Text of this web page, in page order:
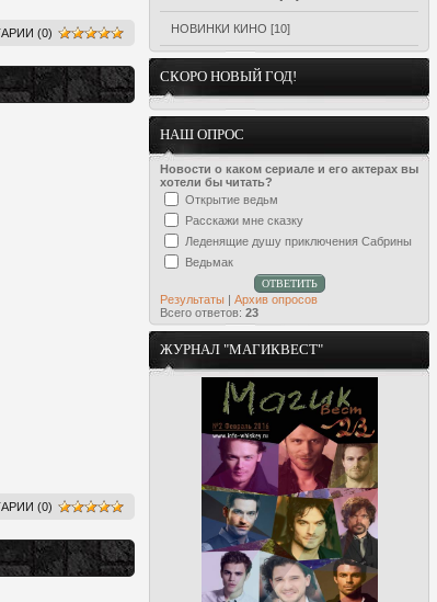
(0)
(0)
НОВИНКИ КИНО [10]
СКОРО НОВЫЙ ГОД!
НАШ ОПРОС
Новости о каком сериале и его актерах вы
хотели бы читать?
Открытие ведьм
Расскажи мне сказку
Леденящие душу приключения Сабрины
Ведьмак
Результаты | Архив опросов
Всего ответов: 23
ЖУРНАЛ "МАГИКВЕСТ"